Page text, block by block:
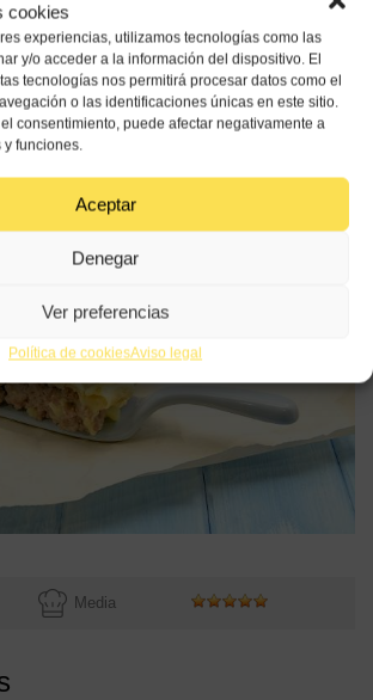
cookies
experiencias, utilizamos tecnologías como las
y/o acceder a la información del dispositivo. El
tecnologías nos permitirá procesar datos como el
o las identificaciones únicas en este sitio.
consentimiento, puede afectar negativamente a
y funciones.
Aceptar
Denegar
Ver preferencias
Política de cookiesAviso legal
Media